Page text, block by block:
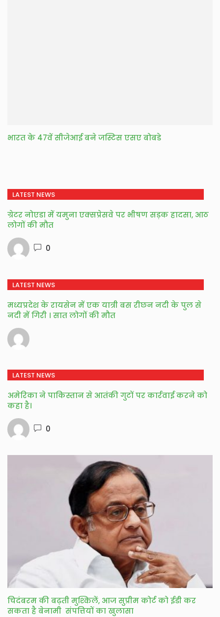
भारत के 47वें सीजेआई बने जस्टिस एसए बोबडे
LATEST NEWS
ग्रेटर नोएडा में यमुना एक्सप्रेसवे पर भीषण सड़क हादसा, आठ
लोगों की मौत
0
LATEST NEWS
मध्यप्रदेश के रायसेन में एक यात्री बस रीछन नदी के पुल से
नदी में गिरी । सात लोगों की मौत
LATEST NEWS
अमेरिका ने पाकिस्तान से आतंकी गुटों पर कार्रवाई करने को
कहा है।
0
चिदंबरम की बढ़ती मुश्किलें, आज सुप्रीम कोर्ट को ईडी कर
सकता है बेनामी संपत्तियों का खुलासा